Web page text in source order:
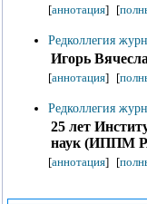
[аннотация] [
Редколлегия
Игорь
[аннотация] [
Редколлегия
25 лет
наук (ИППМ
[аннотация] [